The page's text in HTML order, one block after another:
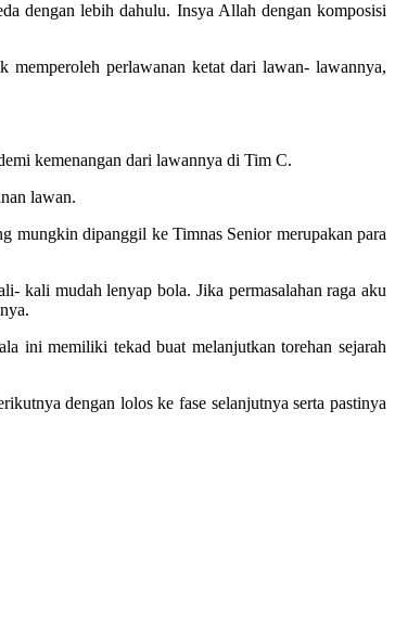
dengan lebih dahulu. Insya Allah dengan komposisi
perlawanan ketat dari lawan- lawannya,
kemenangan dari lawannya di Tim C.
lawan.
mungkin dipanggil ke Timnas Senior merupakan para
kali mudah lenyap bola. Jika permasalahan raga aku
ini memiliki tekad buat melanjutkan torehan sejarah
dengan lolos ke fase selanjutnya serta pastinya